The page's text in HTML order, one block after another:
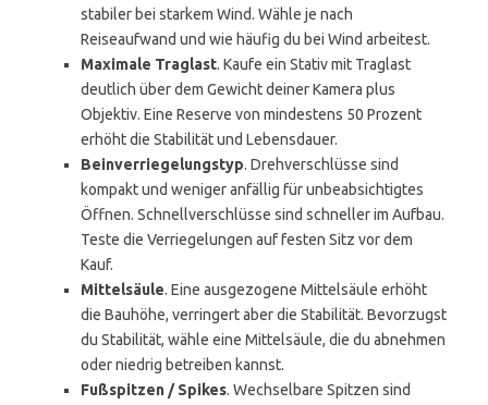
stabiler bei starkem Wind. Wähle je nach
Reiseaufwand und wie häufig du bei Wind arbeitest.
Maximale Traglast. Kaufe ein Stativ mit Traglast
deutlich über dem Gewicht deiner Kamera plus
Objektiv. Eine Reserve von mindestens 50 Prozent
erhöht die Stabilität und Lebensdauer.
Beinverriegelungstyp. Drehverschlüsse sind
kompakt und weniger anfällig für unbeabsichtigtes
Öffnen. Schnellverschlüsse sind schneller im Aufbau.
Teste die Verriegelungen auf festen Sitz vor dem
Kauf.
Mittelsäule. Eine ausgezogene Mittelsäule erhöht
die Bauhöhe, verringert aber die Stabilität. Bevorzugst
du Stabilität, wähle eine Mittelsäule, die du abnehmen
oder niedrig betreiben kannst.
Fußspitzen / Spikes. Wechselbare Spitzen sind